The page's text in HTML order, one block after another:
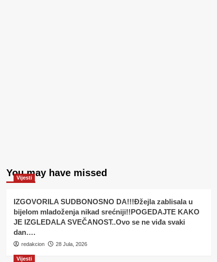
You may have missed
Vijesti
IZGOVORILA SUDBONOSNO DA!!!Đžejla zablisala u
bijelom mladoženja nikad srećniji!!POGEDAJTE KAKO
JE IZGLEDALA SVEČANOST..Ovo se ne viđa svaki
dan….
redakcion 28 Jula, 2026
Vijesti